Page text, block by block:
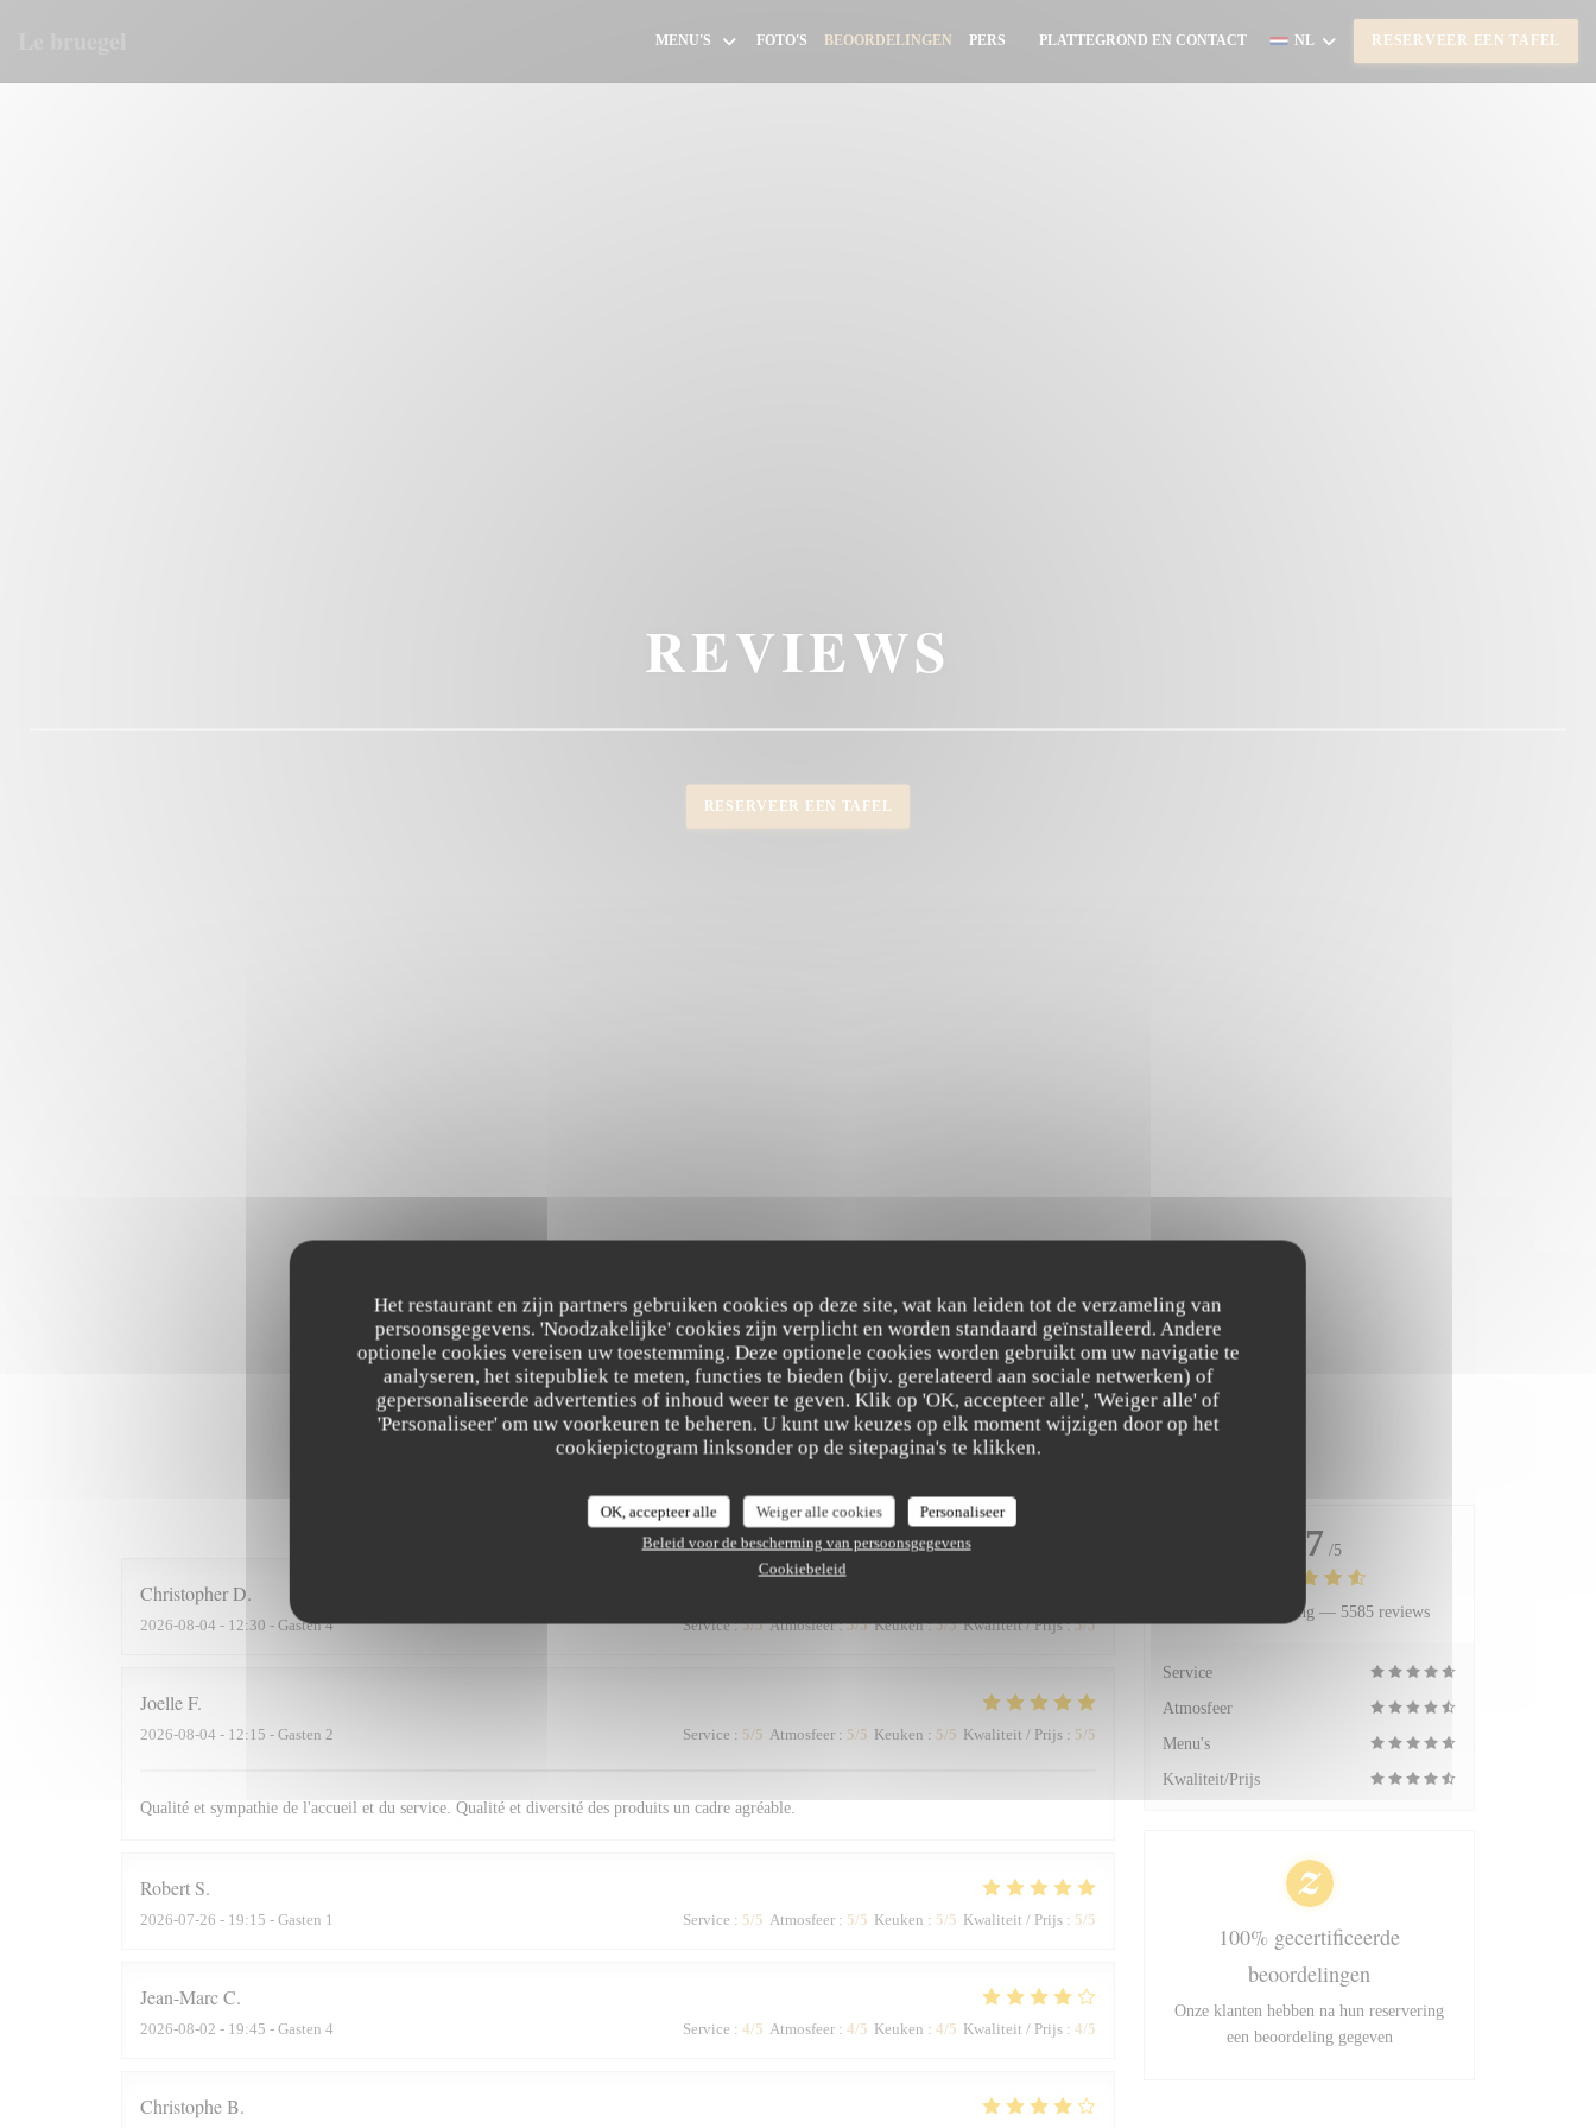
Het restaurant en zijn partners gebruiken cookies op deze site, wat kan leiden tot de verzameling van
persoonsgegevens. 'Noodzakelijke' cookies zijn verplicht en worden standaard geïnstalleerd. Andere
optionele cookies vereisen uw toestemming. Deze optionele cookies worden gebruikt om uw navigatie te
analyseren, het sitepubliek te meten, functies te bieden (bijv. gerelateerd aan sociale netwerken) of
gepersonaliseerde advertenties of inhoud weer te geven. Klik op 'OK, accepteer alle', 'Weiger alle' of
'Personaliseer' om uw voorkeuren te beheren. U kunt uw keuzes op elk moment wijzigen door op het
cookiepictogram linksonder op de sitepagina's te klikken.
OK, accepteer alle Weiger alle cookies
Personaliseer
Beleid voor de bescherming van persoonsgegevens
Cookiebeleid
MENU'S FOTO'S BEOORDELINGEN PERS
((OPENT IN EEN NIEUW VENSTER))
PLATTEGROND EN CONTACT NL RESERVEER EEN TAFEL
REVIEWS
RESERVEER EEN TAFEL
Onze gastbeoordelingen
ChristopherD
2026-08-04 - 12:30 - Gasten 4 Service: 5/5 Atmosfeer: 5/5 Keuken: 5/5 Kwaliteit / Prijs: 5/5
JoelleF
2026-08-04 - 12:15 - Gasten 2 Service : 5/5 Atmosfeer : 5/5 Keuken : 5/5 Kwaliteit / Prijs : 5/5
Qualité et sympathie de l'accueil et du service. Qualité et diversité des produits un cadre agréable.
Robert S
2026-07-26 - 19:15 - Gasten 1 Service : 5/5 Atmosfeer : 5/5 Keuken : 5/5 Kwaliteit / Prijs : 5/5
Jean-MarcC
2026-08-02 - 19:45 - Gasten 4 Service : 4/5 Atmosfeer : 4/5 Keuken : 4/5 Kwaliteit / Prijs : 4/5
ChristopheB
4.7 /5
Gemiddelde rating — 5585 reviews
Service
Atmosfeer
Menu's
Kwaliteit/Prijs
100% gecertificeerde
beoordelingen
Onze klanten hebben na hun reservering
een beoordeling gegeven